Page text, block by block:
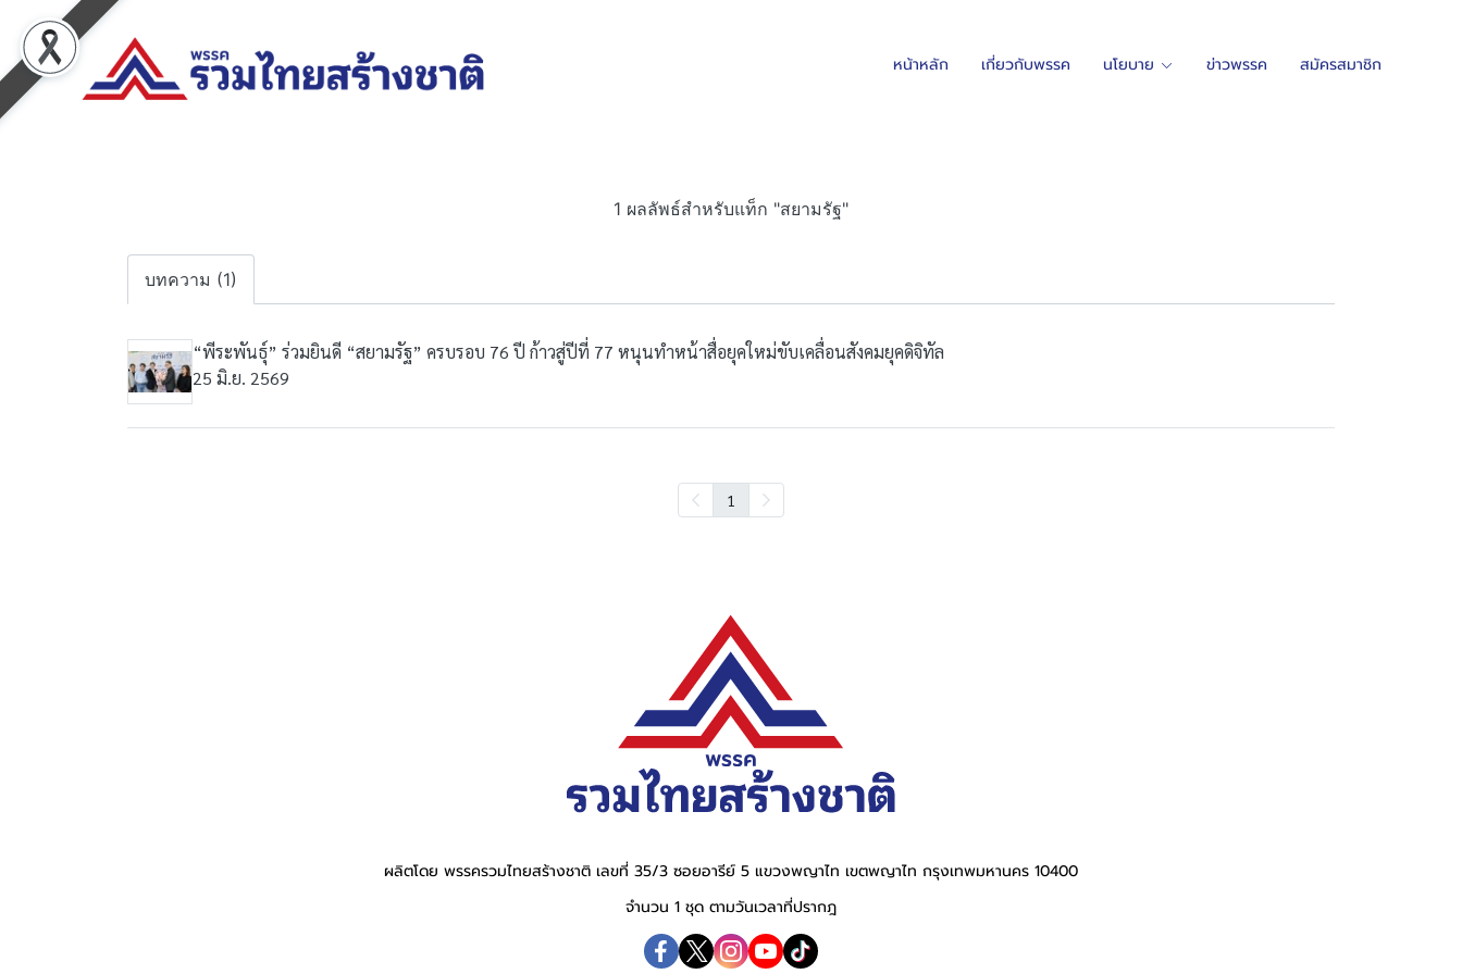
หน้าหลัก เกี่ยวกับพรรค นโยบาย ข่าวพรรค สมัครสมาชิก
1 ผลลัพธ์สำหรับแท็ก "สยามรัฐ"
บทความ (1)
“พีระพันธุ์” ร่วมยินดี “สยามรัฐ” ครบรอบ 76 ปี ก้าวสู่ปีที่ 77 หนุนทำหน้าสื่อยุคใหม่ขับเคลื่อนสังคมยุคดิจิทัล
25 มิ.ย. 2569
1
ผลิตโดย พรรครวมไทยสร้างชาติ เลขที่ 35/3 ซอยอารีย์ 5 แขวงพญาไท เขตพญาไท กรุงเทพมหานคร 10400
จำนวน 1 ชุด ตามวันเวลาที่ปรากฎ